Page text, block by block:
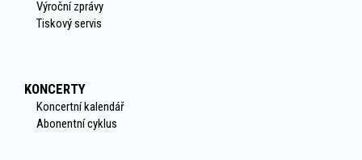
Výroční zprávy
Tiskový servis
KONCERTY
Koncertní kalendář
Abonentní cyklus